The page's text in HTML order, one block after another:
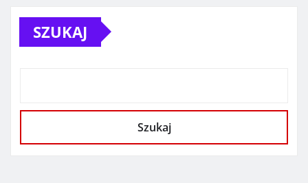
SZUKAJ
Szukaj